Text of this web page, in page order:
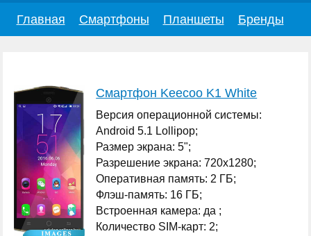
Главная Смартфоны Планшеты Бренды
Смартфон Keecoo K1 White
Версия операционной системы:
Android 5.1 Lollipop;
Размер экрана: 5";
Разрешение экрана: 720x1280;
Оперативная память: 2 ГБ;
Флэш-память: 16 ГБ;
Встроенная камера: да ;
Количество SIM-карт: 2;